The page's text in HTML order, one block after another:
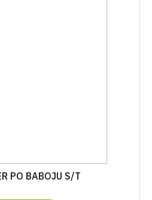
PO BABOJU S/T